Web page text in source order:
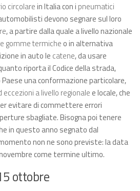
circolarein Italia con i pneumatici
devono segnare sul loro
, a partire dalla quale a livello nazionale
gomme termicheo in alternativa
in auto le catene, da usare
riporta il Codice della strada,
una conformazione particolare,
eccezioni a livello regionalee locale, che
evitare di commettere errori
sbagliate. Bisogna poi tenere
in questo anno segnato dal
non ne sono previste: la data
come termine ultimo.
ottobre